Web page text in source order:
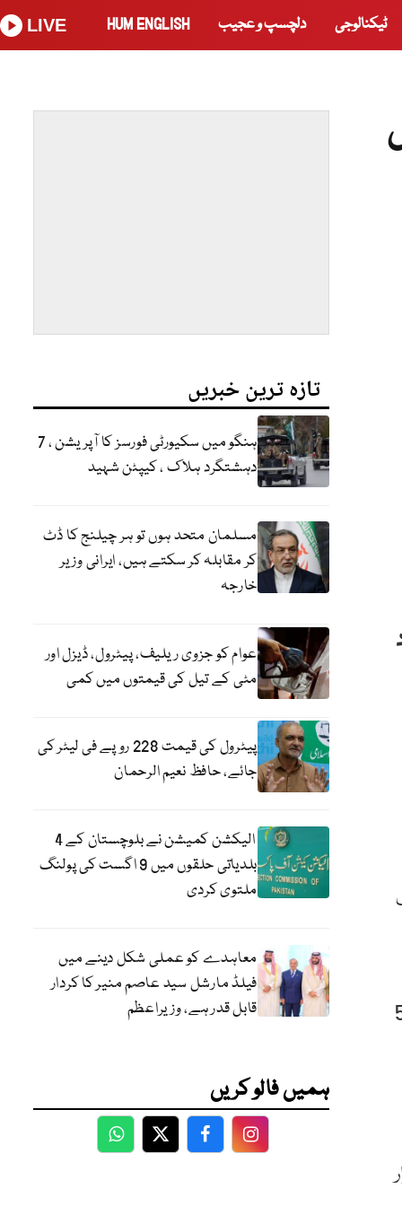
ٹیکنالوجی دلچسپ و عجیب HUM ENGLISH
LIVE
جاں
افراد
گلگت
بلوچستان میں 41 اور آزاد کشمیر میں 5
تازہ ترین خبریں
ہنگو میں سکیورٹی فورسز کا آپریشن ، 7
دہشتگرد ہلاک ، کیپٹن شہید
مسلمان متحد ہوں تو ہر چیلنج کا ڈٹ
کر مقابلہ کر سکتے ہیں، ایرانی وزیر
خارجہ
عوام کو جزوی ریلیف، پیٹرول، ڈیزل اور
مٹی کے تیل کی قیمتوں میں کمی
پیٹرول کی قیمت 228 روپے فی لیٹر کی
جائے، حافظ نعیم الرحمان
الیکشن کمیشن نے بلوچستان کے 4
بلدیاتی حلقوں میں 9 اگست کی پولنگ
ملتوی کردی
معاہدے کو عملی شکل دینے میں
فیلڈ مارشل سید عاصم منیر کا کردار
قابل قدر ہے، وزیراعظم
ہمیں فالو کریں
WhatsApp
TwitterFacebookFacebook